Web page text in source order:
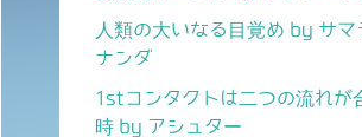
人類の大いなる目覚め by サマ
ナンダ
1stコンタクトは二つの流れが
時 by アシュター